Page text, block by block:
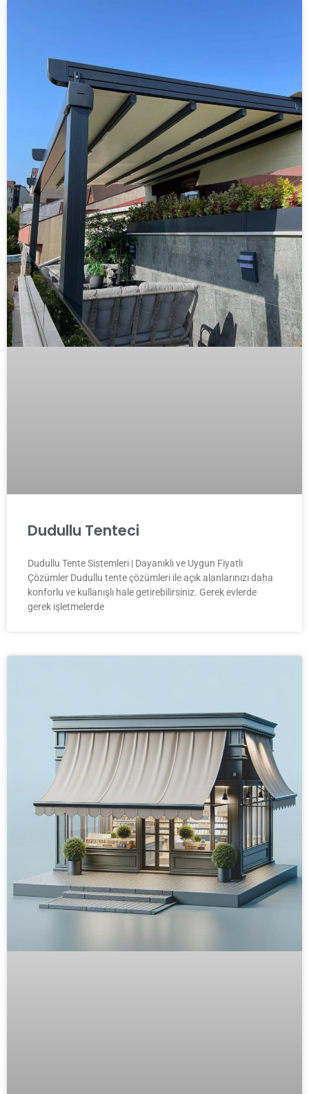
Dudullu Tenteci
Dudullu Tente Sistemleri | Dayanıklı ve Uygun Fiyatlı
Çözümler Dudullu tente çözümleri ile açık alanlarınızı daha
konforlu ve kullanışlı hale getirebilirsiniz. Gerek evlerde
gerek işletmelerde